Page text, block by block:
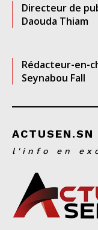
Directeur de
Daouda Thiam
Rédacteur-en-
Seynabou Fall
ACTUSEN.SN
l'info en